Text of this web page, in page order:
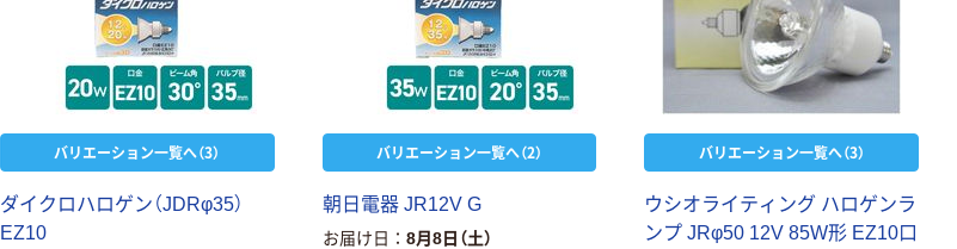
バリエーション一覧へ（3）
ダイクロハロゲン（JDRφ35）
EZ10
バリエーション一覧へ（2）
朝日電器 JR12V G
お届け日 8月8日（土）
バリエーション一覧へ（3）
ウシオライティング ハロゲンラ
ンプ JRφ50 12V 85W形 EZ10口